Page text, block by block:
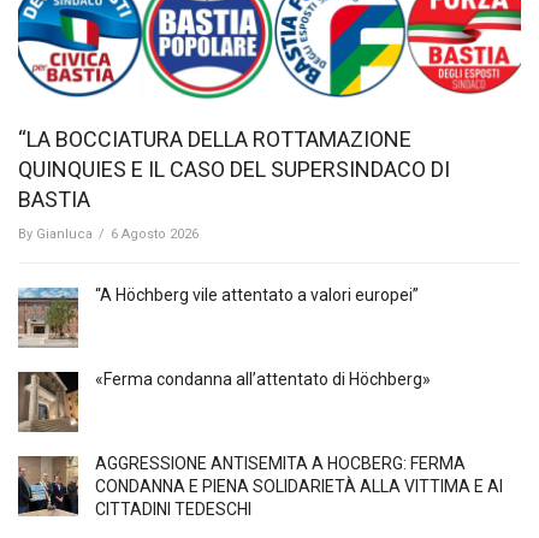
“LA BOCCIATURA DELLA ROTTAMAZIONE
QUINQUIES E IL CASO DEL SUPERSINDACO DI
BASTIA
By Gianluca / 6 Agosto 2026
“A Höchberg vile attentato a valori europei”
«Ferma condanna all’attentato di Höchberg»
AGGRESSIONE ANTISEMITA A HÖCBERG: FERMA
CONDANNA E PIENA SOLIDARIETÀ ALLA VITTIMA E AI
CITTADINI TEDESCHI